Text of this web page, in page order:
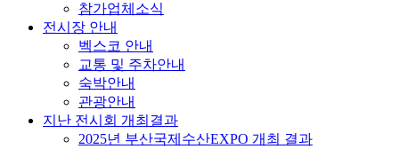
참가업체소식
전시장 안내
벡스코 안내
교통 및 주차안내
숙박안내
관광안내
지난 전시회 개최결과
2025년 부산국제수산EXPO 개최 결과